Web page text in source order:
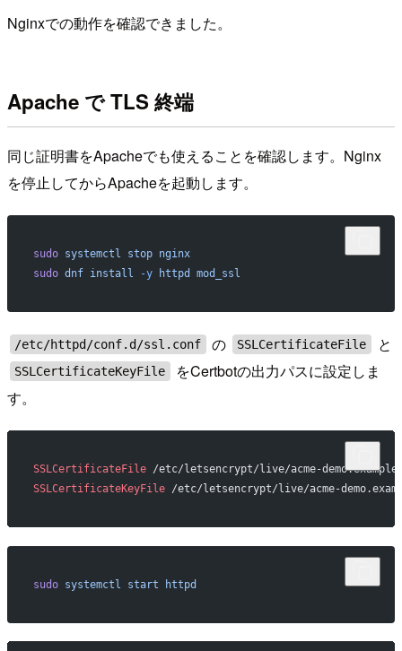
Nginxでの動作を確認できました。
Apache で TLS 終端
同じ証明書をApacheでも使えることを確認します。Nginx
を停止してからApacheを起動します。
sudo systemctl stop nginx
sudo dnf install -y httpd mod_ssl
/etc/httpd/conf.d/ssl.conf の SSLCertificateFile と
SSLCertificateKeyFile
をCertbotの出力パスに設定しま
す。
SSLCertificateFile /etc/letsencrypt/live/acme-
SSLCertificateKeyFile /etc/letsencrypt/live/acme-
sudo systemctl start httpd